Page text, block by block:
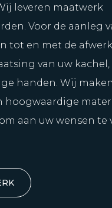
leveren maatwerk
Voor de aanleg
tot en met de
van uw
handen. Wij
hoogwaardige
aan uw wensen te